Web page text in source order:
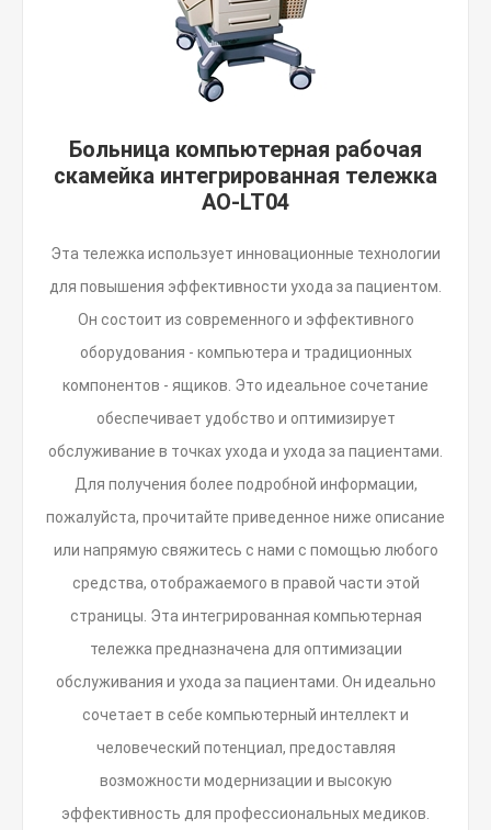
Больница компьютерная рабочая
скамейка интегрированная тележка
AO-LT04
Эта тележка использует инновационные технологии
для повышения эффективности ухода за пациентом.
Он состоит из современного и эффективного
оборудования - компьютера и традиционных
компонентов - ящиков. Это идеальное сочетание
обеспечивает удобство и оптимизирует
обслуживание в точках ухода и ухода за пациентами.
Для получения более подробной информации,
пожалуйста, прочитайте приведенное ниже описание
или напрямую свяжитесь с нами с помощью любого
средства, отображаемого в правой части этой
страницы. Эта интегрированная компьютерная
тележка предназначена для оптимизации
обслуживания и ухода за пациентами. Он идеально
сочетает в себе компьютерный интеллект и
человеческий потенциал, предоставляя
возможности модернизации и высокую
эффективность для профессиональных медиков.